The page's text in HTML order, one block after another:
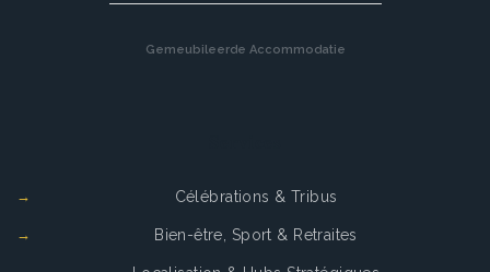
Gemeubileerde Accommodatie
Célébrations & Tribus
Bien-être, Sport & Retraites